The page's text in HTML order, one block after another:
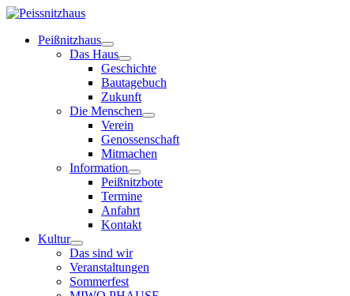
Peißnitzhaus
Das Haus
Geschichte
Bautagebuch
Zukunft
Die Menschen
Verein
Genossenschaft
Mitmachen
Information
Peißnitzbote
Termine
Anfahrt
Kontakt
Kultur
Das sind wir
Veranstaltungen
Sommerfest